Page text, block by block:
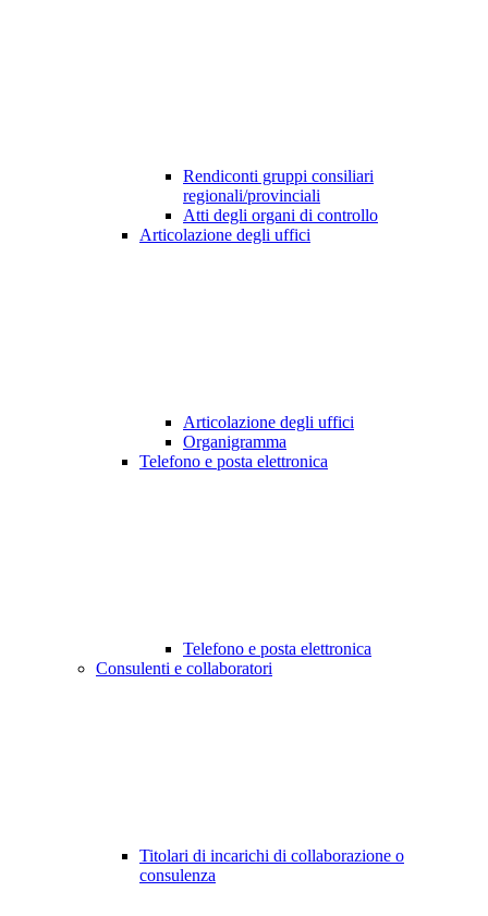
Rendiconti gruppi consiliari
regionali/provinciali
Atti degli organi di controllo
Articolazione degli uffici
Articolazione degli uffici
Organigramma
Telefono e posta elettronica
Telefono e posta elettronica
Consulenti e collaboratori
Titolari di incarichi di collaborazione o
consulenza